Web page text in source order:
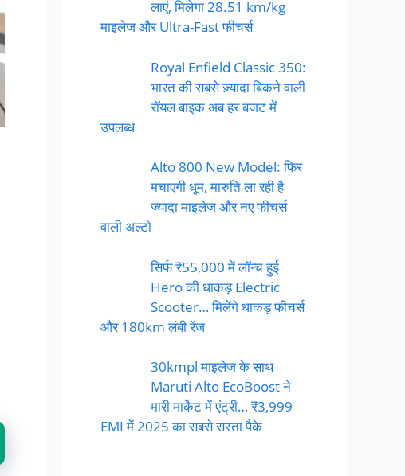
लाएं, मिलेगा 28.51 km/kg
माइलेज और Ultra-Fast फीचर्स
Royal Enfield Classic 350:
भारत की सबसे ज़्यादा बिकने वाली
रॉयल बाइक अब हर बजट में
उपलब्ध
Alto 800 New Model: फिर
मचाएगी धूम, मारुति ला रही है
ज्यादा माइलेज और नए फीचर्स
वाली अल्टो
सिर्फ ₹55,000 में लॉन्च हुई
Hero की धाकड़ Electric
Scooter… मिलेंगे धाकड़ फीचर्स
और 180km लंबी रेंज
30kmpl माइलेज के साथ
Maruti Alto EcoBoost ने
मारी मार्केट में एंट्री… ₹3,999
EMI में 2025 का सबसे सस्ता पैके